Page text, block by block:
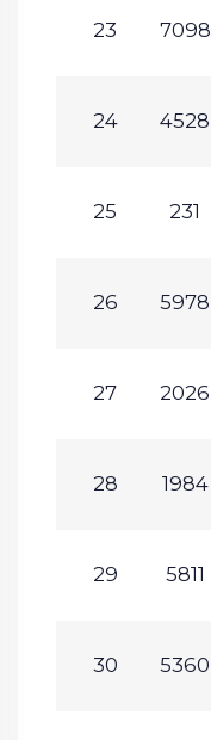
23 7098
24 4528
25 231
26 5978
27 2026
28 1984
29 5811
30 5360